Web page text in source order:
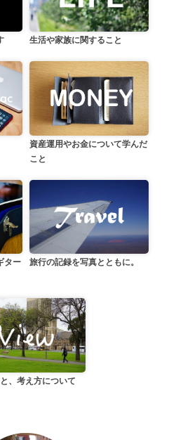
生活や家族に関すること
資産運用やお金について学んだ
こと
ター
旅行の記録を写真とともに。
、考え方について